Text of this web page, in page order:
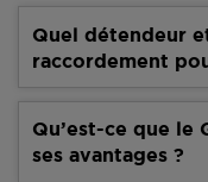
Quel détendeur
raccordement
Qu’est-ce que le
ses avantages ?